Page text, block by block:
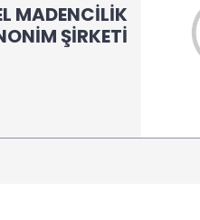
MADENCİLİK
ŞİRKETİ